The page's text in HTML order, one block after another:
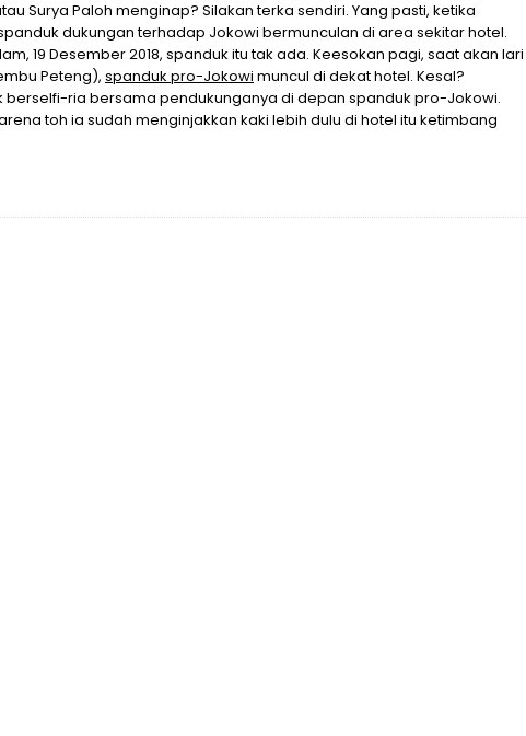
Surya Paloh menginap? Silakan terka sendiri. Yang pasti, ketika
dukungan terhadap Jokowi bermunculan di area sekitar hotel.
19 Desember 2018, spanduk itu tak ada. Keesokan pagi, saat akan lari
Peteng), spanduk pro-Jokowi muncul di dekat hotel. Kesal?
berselfi-ria bersama pendukunganya di depan spanduk pro-Jokowi.
toh ia sudah menginjakkan kaki lebih dulu di hotel itu ketimbang